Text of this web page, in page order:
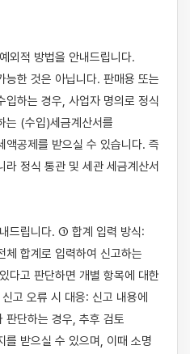
외적 방법을 안내드립니다.
능한 것은 아닙니다. 판매용 또는
하는 경우, 사업자 명의로 정식
는 (수입)세금계산서를
액공제를 받으실 수 있습니다. 즉
라 정식 통관 및 세관 세금계산서
드립니다. ① 합계 입력 방식:
체 합계로 입력하여 신고하는
다고 판단하면 개별 항목에 대한
고 오류 시 대응: 신고 내용에
판단하는 경우, 추후 검토
를 받으실 수 있으며, 이때 소명